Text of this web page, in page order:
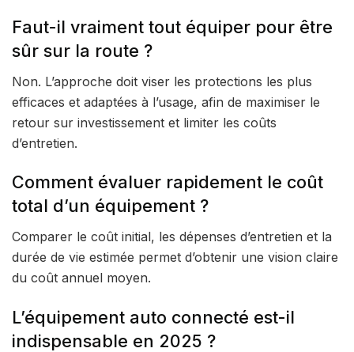
Faut-il vraiment tout équiper pour être
sûr sur la route ?
Non. L’approche doit viser les protections les plus
efficaces et adaptées à l’usage, afin de maximiser le
retour sur investissement et limiter les coûts
d’entretien.
Comment évaluer rapidement le coût
total d’un équipement ?
Comparer le coût initial, les dépenses d’entretien et la
durée de vie estimée permet d’obtenir une vision claire
du coût annuel moyen.
L’équipement auto connecté est-il
indispensable en 2025 ?